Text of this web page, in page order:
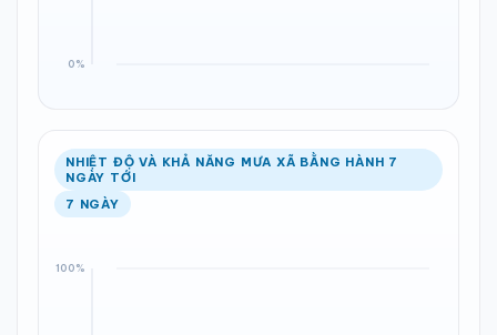
NHIỆT ĐỘ VÀ KHẢ NĂNG MƯA XÃ BẰNG HÀNH 7
NGÀY TỚI
7 NGÀY